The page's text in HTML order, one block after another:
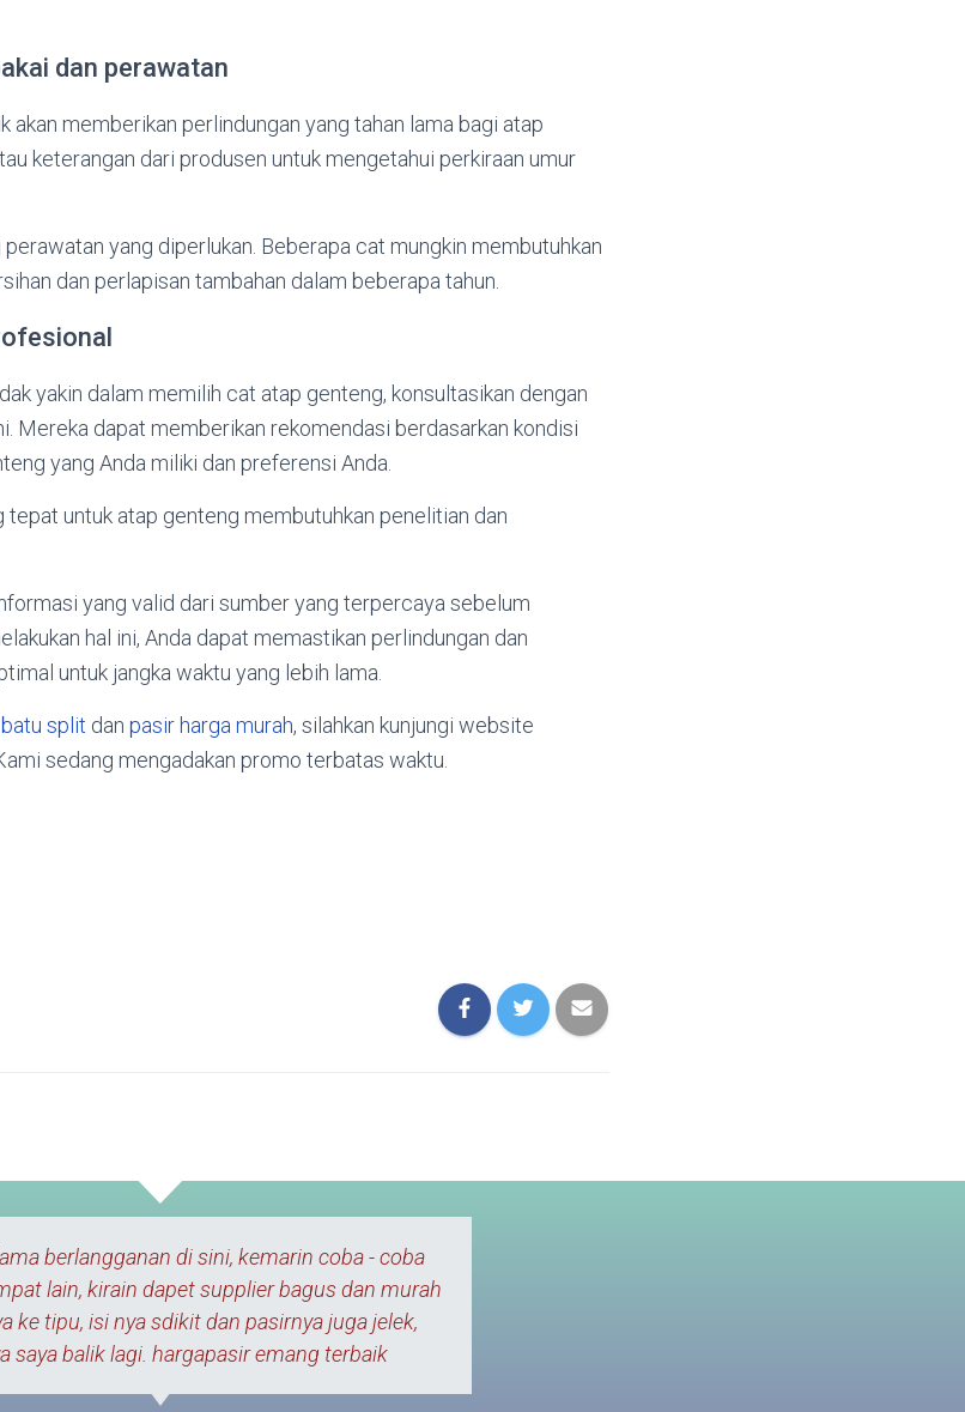
dan perawatan
akan memberikan perlindungan yang tahan lama bagi atap
keterangan dari produsen untuk mengetahui perkiraan umur
yang diperlukan. Beberapa cat mungkin membutuhkan
dan perlapisan tambahan dalam beberapa tahun.
yakin dalam memilih cat atap genteng, konsultasikan dengan
Mereka dapat memberikan rekomendasi berdasarkan kondisi
yang Anda miliki dan preferensi Anda.
tepat untuk atap genteng membutuhkan penelitian dan
yang valid dari sumber yang terpercaya sebelum
hal ini, Anda dapat memastikan perlindungan dan
untuk jangka waktu yang lebih lama.
batu split dan pasir harga murah, silahkan kunjungi website
sedang mengadakan promo terbatas waktu.
rumah + koskosan cari suplier yang bisa
dan coba order skaligus 6 truk di sini
ga butuh waktu lama smuanya sampe